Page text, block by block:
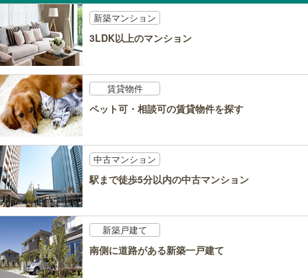
新築マンション
3LDK以上のマンション
賃貸物件
ペット可・相談可の賃貸物件を探す
中古マンション
駅まで徒歩5分以内の中古マンション
新築戸建て
南側に道路がある新築一戸建て